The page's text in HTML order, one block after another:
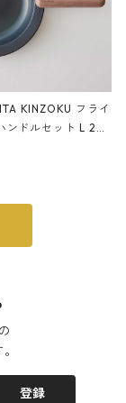
KINZOKU フライ
ンドルセット L 24c
応 鉄フライパン
登録